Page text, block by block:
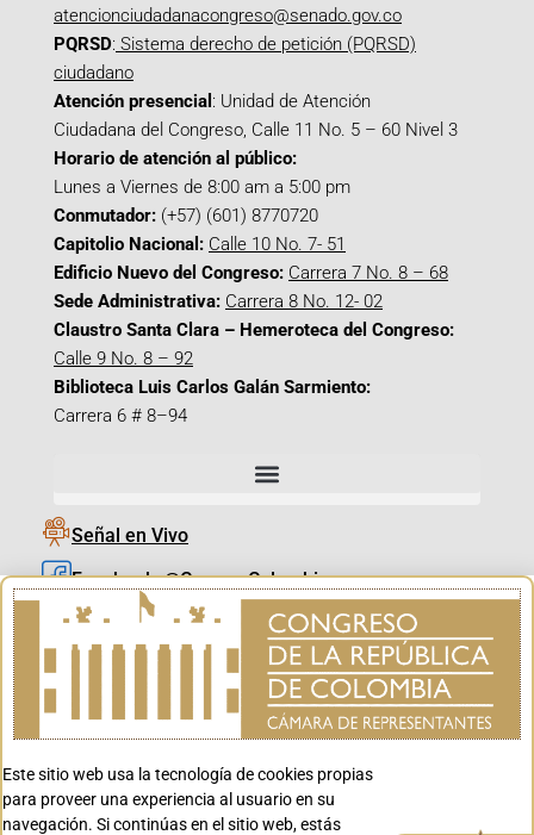
atencionciudadanacongreso@senado.gov.co
PQRSD: Sistema derecho de petición (PQRSD)
ciudadano
Atención presencial : Unidad de Atención
Ciudadana del Congreso, Calle 11 No. 5 – 60 Nivel 3
Horario de atención al público:
Lunes a Viernes de 8:00 am a 5:00 pm
Conmutador: (+57) (601) 8770720
Capitolio Nacional: Calle 10 No. 7- 51
Edificio Nuevo del Congreso: Carrera 7 No. 8 – 68
Sede Administrativa: Carrera 8 No. 12- 02
Claustro Santa Clara – Hemeroteca del Congreso:
Calle 9 No. 8 – 92
Biblioteca Luis Carlos Galán Sarmiento:
Carrera 6 # 8–94
Señal en Vivo
Facebook_@CamaraColombia
Instagram_@CamaraColombia
X_@CamaraColombia
Youtube_@CamaraColombia
Youtube_@CanalCongreso
Este sitio web usa la tecnología de cookies propias
para proveer una experiencia al usuario en su
navegación. Si continúas en el sitio web, estás